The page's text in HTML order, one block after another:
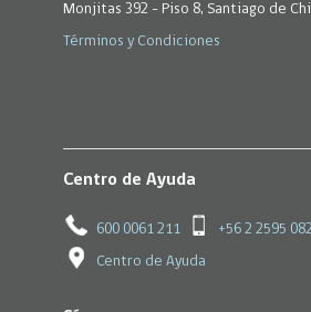
Monjitas 392 - Piso 8, Santiago de
Términos y Condiciones
Centro de Ayuda
600 0061 211 +56 2 2595
Centro de Ayuda